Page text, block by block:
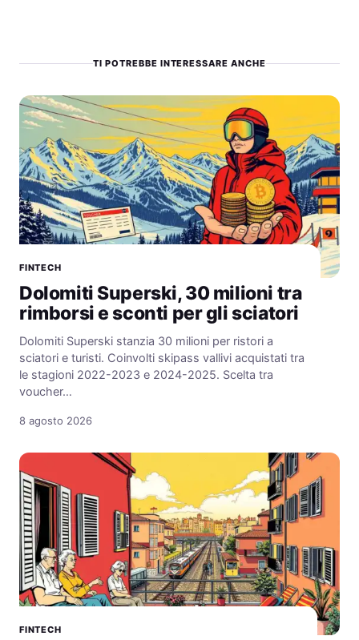
TI POTREBBE INTERESSARE ANCHE
FINTECH
Dolomiti Superski, 30 milioni tra
rimborsi e sconti per gli sciatori
Dolomiti Superski stanzia 30 milioni per ristori a
sciatori e turisti. Coinvolti skipass vallivi acquistati tra
le stagioni 2022-2023 e 2024-2025. Scelta tra
voucher…
8 agosto 2026
FINTECH